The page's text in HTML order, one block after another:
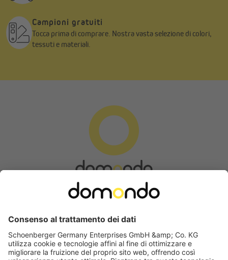
Campioni gratuiti
Tocca prima di comprare. Nostra vasta selezione di colori,
tessuti e materiali.
Modulo di recesso